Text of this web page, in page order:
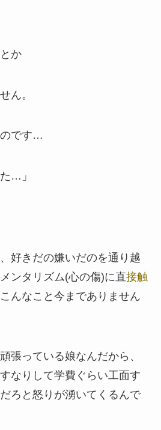
か
ん。
です…
…」
好きだの嫌いだのを通り越
ンタリズム(心の傷)に直接触
んなこと今までありません
張っている娘なんだから、
なりして学費ぐらい工面す
ろと怒りが湧いてくるんで